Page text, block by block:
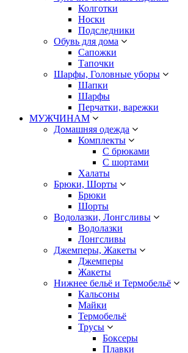
Колготки
Носки
Подследники
Обувь для дома
Сапожки
Тапочки
Шарфы, Головные уборы
Шапки
Шарфы
Перчатки, варежки
МУЖЧИНАМ
Домашняя одежда
Комплекты
С брюками
С шортами
Халаты
Брюки, Шорты
Брюки
Шорты
Водолазки, Лонгсливы
Водолазки
Лонгсливы
Джемперы, Жакеты
Джемперы
Жакеты
Нижнее бельё и Термобельё
Кальсоны
Майки
Термобельё
Трусы
Боксеры
Плавки